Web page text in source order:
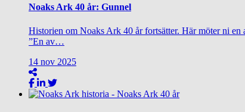
Noaks Ark 40 år: Gunnel
Historien om Noaks Ark 40 år fortsätter. Här möter ni
”En av…
14 nov 2025